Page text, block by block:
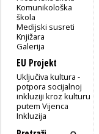
Komunikološka
škola
Medijski susreti
Knjižara
Galerija
EU Projekt
Uključiva kultura -
potpora socijalnoj
inkluziji kroz kulturu
putem Vijenca
Inkluzija